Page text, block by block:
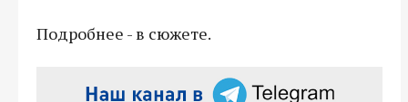
Подробнее - в сюжете.